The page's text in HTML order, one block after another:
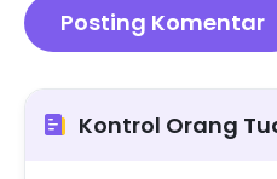
Kontrol Orang